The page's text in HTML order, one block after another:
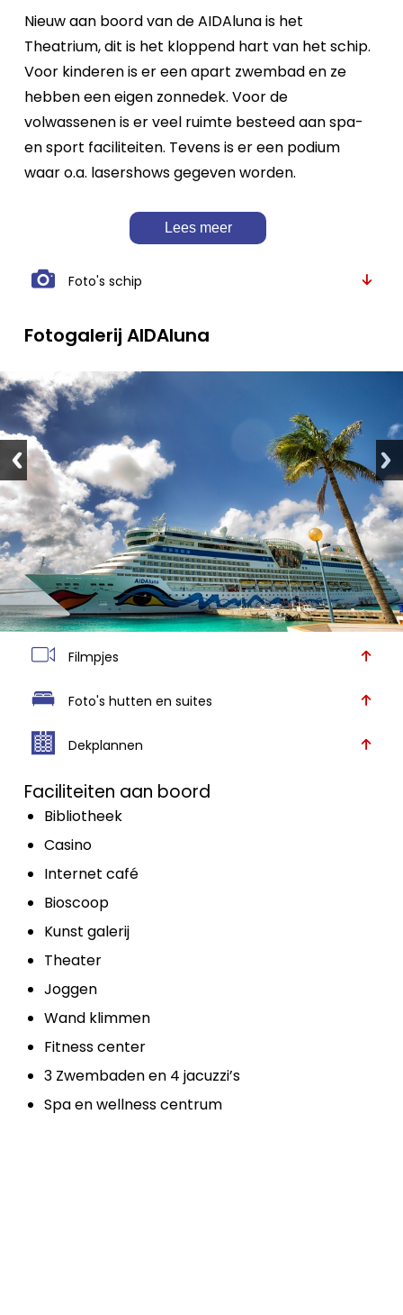
Nieuw aan boord van de AIDAluna is het
Theatrium, dit is het kloppend hart van het schip.
Voor kinderen is er een apart zwembad en ze
hebben een eigen zonnedek. Voor de
volwassenen is er veel ruimte besteed aan spa-
en sport faciliteiten. Tevens is er een podium
waar o.a. lasershows gegeven worden.
Lees meer
Foto's schip
Fotogalerij AIDAluna
Filmpjes
Foto's hutten en suites
Dekplannen
Faciliteiten aan boord
Bibliotheek
Casino
Internet café
Bioscoop
Kunst galerij
Theater
Joggen
Wand klimmen
Fitness center
3 Zwembaden en 4 jacuzzi’s
Spa en wellness centrum